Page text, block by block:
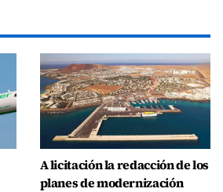
A licitación la redacción de los
planes de modernización